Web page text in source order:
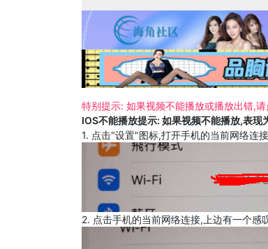
特别提示: 如果视频不能播放或播放出错,
IOS不能播放提示: 如果视频不能播放,表
1. 点击"设置"图标,打开手机的当前网络连接
2. 点击手机的当前网络连接,上边有一个感